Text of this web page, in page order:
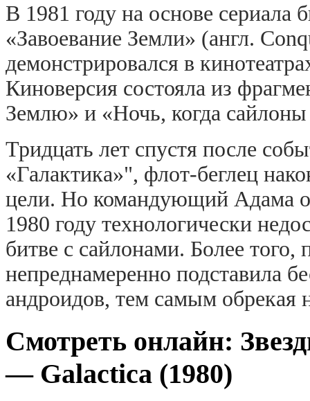
В 1981 году на основе
«Завоевание Земли» (англ.
демонстрировался в
Киноверсия состояла из
Землю» и «Ночь, когда
Тридцать лет спустя после
«Галактика»", флот-беглец
цели. Но командующий Адама
1980 году технологически
битве с сайлонами. Более
непреднамеренно подставила
андроидов, тем самым обрекая
Смотреть онлайн:
— Galactica (1980)